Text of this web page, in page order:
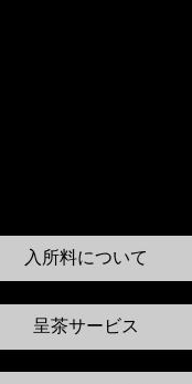
入所料について
呈茶サービス